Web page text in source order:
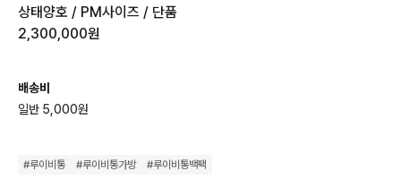
상태양호 / PM사이즈 / 단품
2,300,000원
배송비
일반 5,000원
#루이비통 #루이비통가방 #루이비통백팩